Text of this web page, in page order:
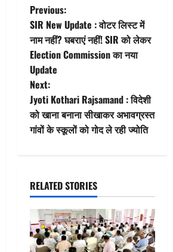
P
o
s
t
n
a
i
g
a
Previous:
SIR New Update : वोटर लिस्ट में
नाम नहीं? घबराएं नहीं! SIR को लेकर
Election Commission का नया
Update
Next:
Jyoti Kothari Rajsamand : विदेशी
को खाना बनाना सीखाकर अभावग्रस्त
गांवों के स्कूलों को गोद ले रही ज्योति
RELATED STORIES